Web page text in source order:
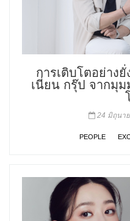
การเติบโตอย่าง
เนี่ยน กรุ๊ป จากมุ
24 มิถุนา
PEOPLE